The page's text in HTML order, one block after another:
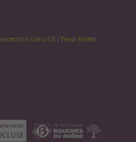
site LIGE/ Fewzi Raffed